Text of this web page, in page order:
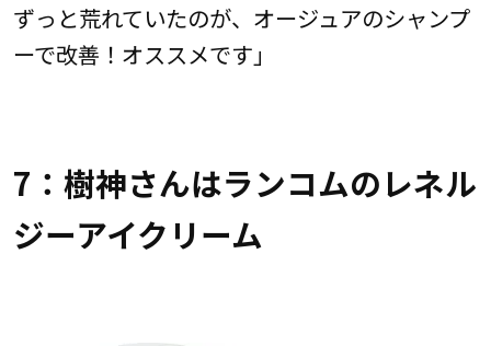
ずっと荒れていたのが、オージュアのシャンプ
ーで改善！オススメです」
7：樹神さんはランコムのレネル
ジーアイクリーム